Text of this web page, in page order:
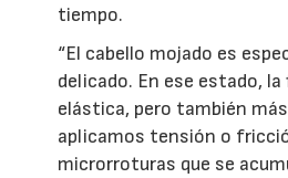
tiempo.
“El cabello mojado es
delicado. En ese estado,
elástica, pero también
aplicamos tensión o
microrroturas que se